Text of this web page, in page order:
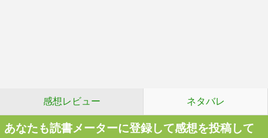
感想レビュー ネタバレ
あなたも読書メーターに登録して感想を投稿して